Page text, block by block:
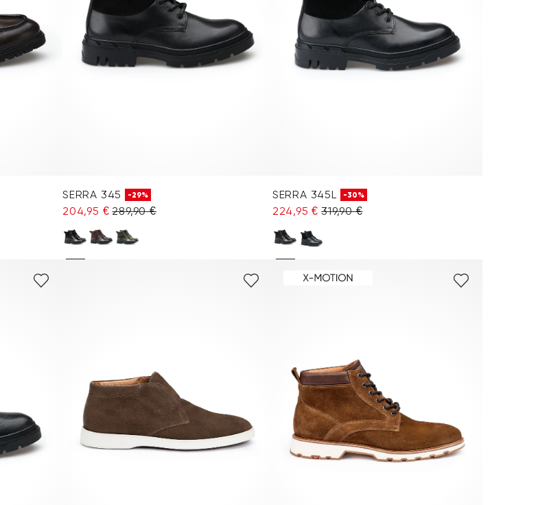
SERRA 345 -29%
204,95 € 289,90 €
SERRA 345L -30%
224,95 € 319,90 €